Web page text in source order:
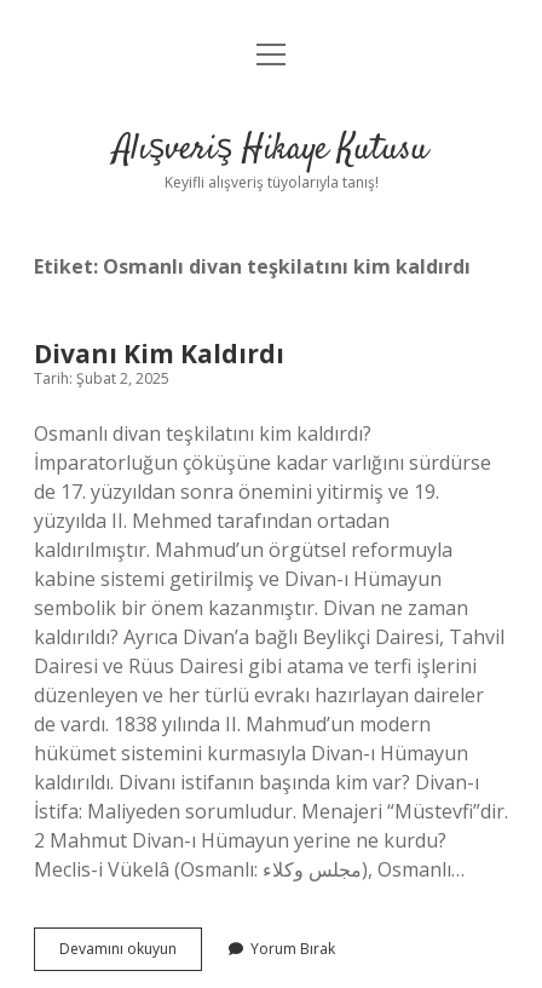
Anasayfa
Yasal Uyarı
menüyü
Alışveriş Hikaye Kutusu
Keyifli alışveriş tüyolarıyla tanış!
Etiket: Osmanlı divan teşkilatını kim kaldırdı
Divanı Kim Kaldırdı
Tarih: Şubat 2, 2025
Osmanlı divan teşkilatını kim kaldırdı?
İmparatorluğun çöküşüne kadar varlığını sürdürse
de 17. yüzyıldan sonra önemini yitirmiş ve 19.
yüzyılda II. Mehmed tarafından ortadan
kaldırılmıştır. Mahmud’un örgütsel reformuyla
kabine sistemi getirilmiş ve Divan-ı Hümayun
sembolik bir önem kazanmıştır. Divan ne zaman
kaldırıldı? Ayrıca Divan’a bağlı Beylikçi Dairesi, Tahvil
Dairesi ve Rüus Dairesi gibi atama ve terfi işlerini
düzenleyen ve her türlü evrakı hazırlayan daireler
de vardı. 1838 yılında II. Mahmud’un modern
hükümet sistemini kurmasıyla Divan-ı Hümayun
kaldırıldı. Divanı istifanın başında kim var? Divan-ı
İstifa: Maliyeden sorumludur. Menajeri “Müstevfi”dir.
2 Mahmut Divan-ı Hümayun yerine ne kurdu?
Meclis-i Vükelâ (Osmanlı: مجلس وكلاء), Osmanlı…
Devamını okuyun
Kim
Yorum Bırak